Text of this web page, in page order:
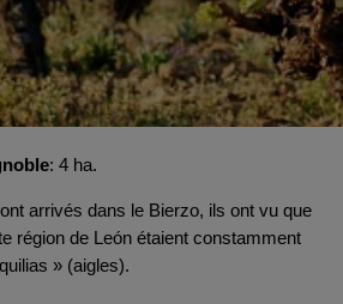
4 ha.
arrivés dans le Bierzo, ils ont vu que
région de León étaient constamment
» (aigles).